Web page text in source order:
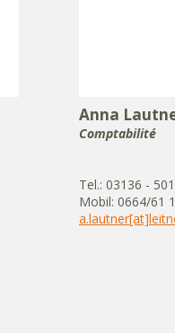
Anna
Comptabilité
Tel.: 03136 -
Mobil: 0664/61